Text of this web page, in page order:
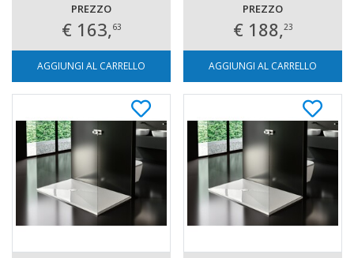
PREZZO
€ 163,63
AGGIUNGI AL CARRELLO
PREZZO
€ 188,23
AGGIUNGI AL CARRELLO